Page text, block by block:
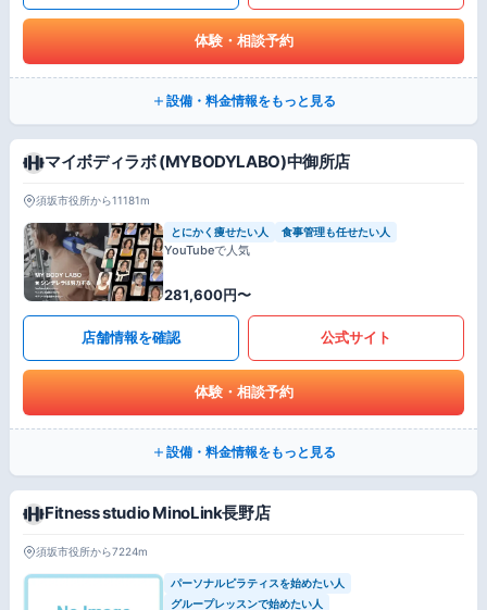
体験・相談予約
設備・料金情報をもっと見る
マイボディラボ (MYBODYLABO)中御所店
須坂市役所から11181m
とにかく痩せたい人 食事管理も任せたい人
YouTubeで人気
281,600円〜
店舗情報を確認 公式サイト
体験・相談予約
設備・料金情報をもっと見る
Fitness studio MinoLink長野店
須坂市役所から7224m
パーソナルピラティスを始めたい人
グループレッスンで始めたい人